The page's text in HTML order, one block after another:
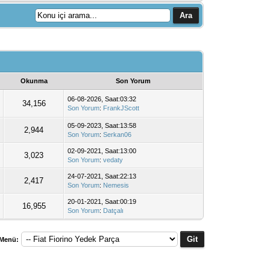
Okunma Son Yorum
34,156
06-08-2026, Saat:03:32
Son Yorum: FrankJScott
2,944
05-09-2023, Saat:13:58
Son Yorum:Serkan06
3,023
02-09-2021, Saat:13:00
Son Yorum:vedaty
2,417
24-07-2021, Saat:22:13
Son Yorum: Nemesis
16,955
20-01-2021, Saat:00:19
Son Yorum: Datçalı